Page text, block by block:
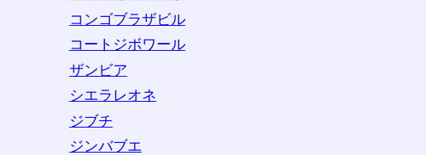
コンゴブラザビル
コートジボワール
ザンビア
シエラレオネ
ジブチ
ジンバブエ